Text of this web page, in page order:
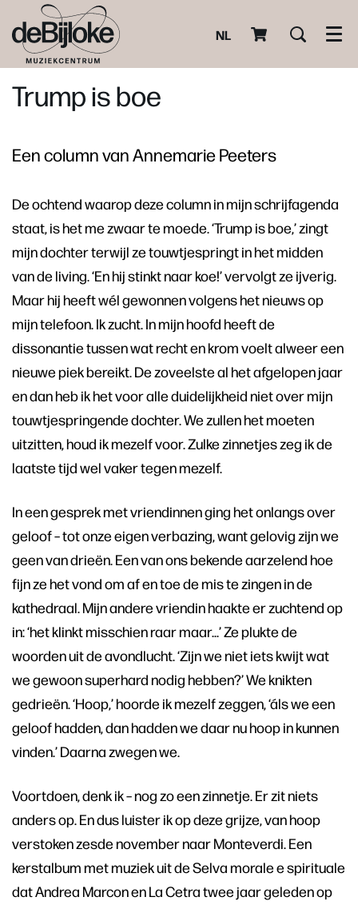
NL
Trump is boe
Een column van Annemarie Peeters
De ochtend waarop deze column in mijn schrijfagenda
staat, is het me zwaar te moede. ‘Trump is boe,’ zingt
mijn dochter terwijl ze touwtjespringt in het midden
van de living. ‘En hij stinkt naar koe!’ vervolgt ze ijverig.
Maar hij heeft wél gewonnen volgens het nieuws op
mijn telefoon. Ik zucht. In mijn hoofd heeft de
dissonantie tussen wat recht en krom voelt alweer een
nieuwe piek bereikt. De zoveelste al het afgelopen jaar
en dan heb ik het voor alle duidelijkheid niet over mijn
touwtjespringende dochter. We zullen het moeten
uitzitten, houd ik mezelf voor. Zulke zinnetjes zeg ik de
laatste tijd wel vaker tegen mezelf.
In een gesprek met vriendinnen ging het onlangs over
geloof – tot onze eigen verbazing, want gelovig zijn we
geen van drieën. Een van ons bekende aarzelend hoe
fijn ze het vond om af en toe de mis te zingen in de
kathedraal. Mijn andere vriendin haakte er zuchtend op
in: ‘het klinkt misschien raar maar...’ Ze plukte de
woorden uit de avondlucht. ‘Zijn we niet iets kwijt wat
we gewoon superhard nodig hebben?’ We knikten
gedrieën. ‘Hoop,’ hoorde ik mezelf zeggen, ‘áls we een
geloof hadden, dan hadden we daar nu hoop in kunnen
vinden.’ Daarna zwegen we.
Voortdoen, denk ik – nog zo een zinnetje. Er zit niets
anders op. En dus luister ik op deze grijze, van hoop
verstoken zesde november naar Monteverdi. Een
kerstalbum met muziek uit de Selva morale e spirituale
dat Andrea Marcon en La Cetra twee jaar geleden op